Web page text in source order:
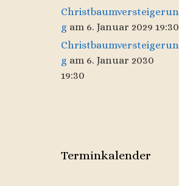
Christbaumversteigerun
g am 6. Januar 2029 19:30
Christbaumversteigerun
g am 6. Januar 2030
19:30
Terminkalender